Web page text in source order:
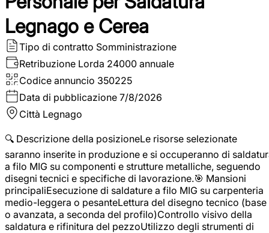
Legnago e Cerea
Tipo di contratto Somministrazione
Retribuzione Lorda 24000 annuale
Codice annuncio 350225
Data di pubblicazione 7/8/2026
Città Legnago
🔍 Descrizione della posizioneLe risorse selezionate
saranno inserite in produzione e si occuperanno di
a filo MIG su componenti e strutture metalliche, seguendo
disegni tecnici e specifiche di lavorazione.🎯 Mansioni
principaliEsecuzione di saldature a filo MIG su carpenteria
medio-leggera o pesanteLettura del disegno tecnico (base
o avanzata, a seconda del profilo)Controllo visivo della
saldatura e rifinitura del pezzoUtilizzo degli strumenti di